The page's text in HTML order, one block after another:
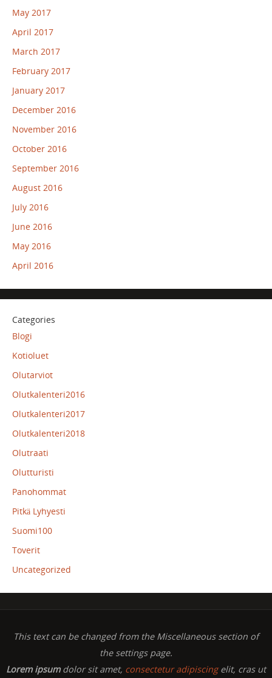
May 2017
April 2017
March 2017
February 2017
January 2017
December 2016
November 2016
October 2016
September 2016
August 2016
July 2016
June 2016
May 2016
April 2016
Categories
Blogi
Kotioluet
Olutarviot
Olutkalenteri2016
Olutkalenteri2017
Olutkalenteri2018
Olutraati
Olutturisti
Panohommat
Pitkä Lyhyesti
Suomi100
Toverit
Uncategorized
This text can be changed from the Miscellaneous section of
the settings page.
Lorem ipsumdolor sit amet, consectetur adipiscingelit, cras ut